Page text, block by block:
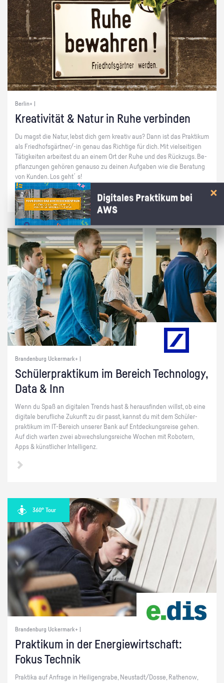
Berlin+ |
Krea­ti­vi­tät & Natur in Ruhe ver­bin­den
Du magst die Natur, lebst dich gern krea­tiv aus? Dann ist das Prak­ti­kum
als Fried­hofs­gärt­ner/-in genau das Rich­ti­ge für dich. Mit viel­sei­ti­gen
Tä­tig­kei­ten ar­bei­test du an einem Ort der Ruhe und des Rück­zugs. Be­
pflan­zun­gen ge­hö­ren ge­nau­so zu dei­nen Auf­ga­ben wie die Be­ra­tung
von Kun­den. Los geht´s!
Brandenburg Uckermark+ |
Schü­ler­prak­ti­kum im Be­reich Tech­no­lo­gy,
Data & Inn
Wenn du Spaß an di­gi­ta­len Trends hast & her­aus­fin­den willst, ob eine
di­gi­ta­le be­ruf­li­che Zu­kunft zu dir passt, kannst du mit dem Schü­ler­
prak­ti­kum im IT-Be­reich un­se­rer Bank auf Ent­de­ckungs­rei­se gehen.
Auf dich war­ten zwei ab­wechs­lungs­rei­che Wo­chen mit Ro­bo­tern,
Apps & künst­li­cher In­tel­li­genz.
360° Tour
Brandenburg Uckermark+ |
Prak­ti­kum in der En­er­gie­wirt­schaft:
Fokus Tech­nik
Prak­ti­ka auf An­fra­ge in Hei­li­gen­gra­be, Neu­stadt/Dosse, Ra­the­now,
Digitales Praktikum bei
AWS